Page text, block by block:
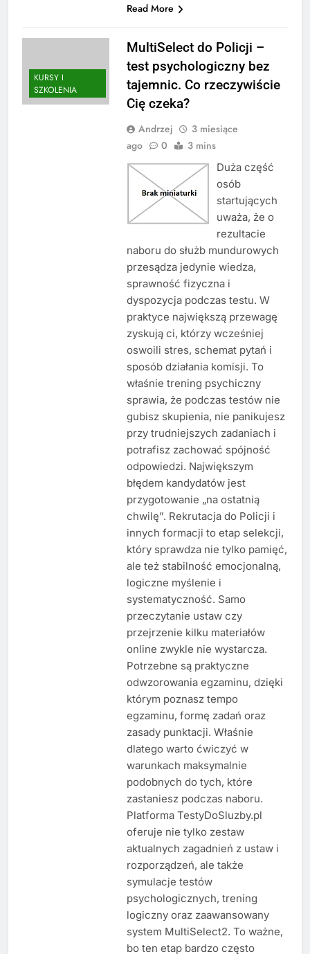
Read More
KURSY I
SZKOLENIA
MultiSelect do Policji –
test psychologiczny bez
tajemnic. Co rzeczywiście
Cię czeka?
Andrzej
3 miesiące
ago
0 3 mins
Duża część
osób
startujących
uważa, że o
rezultacie
naboru do służb mundurowych
przesądza jedynie wiedza,
sprawność fizyczna i
dyspozycja podczas testu. W
praktyce największą przewagę
zyskują ci, którzy wcześniej
oswoili stres, schemat pytań i
sposób działania komisji. To
właśnie trening psychiczny
sprawia, że podczas testów nie
gubisz skupienia, nie panikujesz
przy trudniejszych zadaniach i
potrafisz zachować spójność
odpowiedzi. Największym
błędem kandydatów jest
przygotowanie „na ostatnią
chwilę”. Rekrutacja do Policji i
innych formacji to etap selekcji,
który sprawdza nie tylko pamięć,
ale też stabilność emocjonalną,
logiczne myślenie i
systematyczność. Samo
przeczytanie ustaw czy
przejrzenie kilku materiałów
online zwykle nie wystarcza.
Potrzebne są praktyczne
odwzorowania egzaminu, dzięki
którym poznasz tempo
egzaminu, formę zadań oraz
zasady punktacji. Właśnie
dlatego warto ćwiczyć w
warunkach maksymalnie
podobnych do tych, które
zastaniesz podczas naboru.
Platforma TestyDoSluzby.pl
oferuje nie tylko zestaw
aktualnych zagadnień z ustaw i
rozporządzeń, ale także
symulacje testów
psychologicznych, trening
logiczny oraz zaawansowany
system MultiSelect2. To ważne,
bo ten etap bardzo często